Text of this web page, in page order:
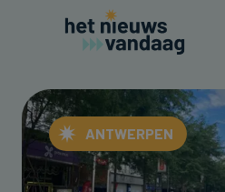
ANTWERPEN